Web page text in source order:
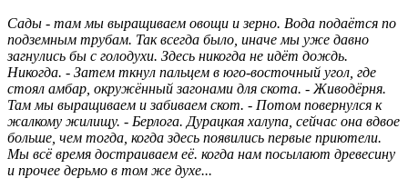
Сады - там мы выращиваем овощи и зерно. Вода подаётся по
подземным трубам. Так всегда было, иначе мы уже давно
загнулись бы с голодухи. Здесь никогда не идёт дождь.
Никогда. - Затем ткнул пальцем в юго-восточный угол, где
стоял амбар, окружённый загонами для скота. - Живодёрня.
Там мы выращиваем и забиваем скот. - Потом повернулся к
жалкому жилищу. - Берлога. Дурацкая халупа, сейчас она вдвое
больше, чем тогда, когда здесь появились первые приютели.
Мы всё время достраиваем её. когда нам посылают древесину
и прочее дерьмо в том же духе...